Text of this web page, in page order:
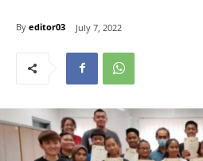
By editor03 July 7, 2022